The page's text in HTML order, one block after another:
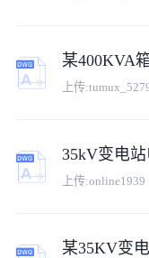
某400KVA
上传:
35kV变电
上传:online1939
某35KV变